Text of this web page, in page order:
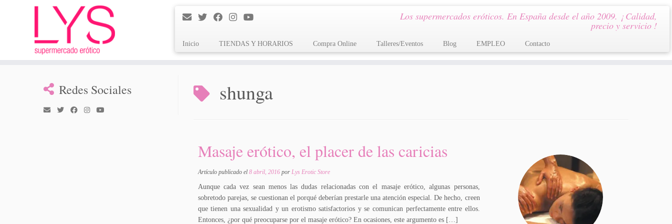
Los supermercados eróticos. En España desde el año 2009. ¡ Calidad,
precio y servicio !
Inicio TIENDAS Y HORARIOS Compra Online Talleres/Eventos Blog EMPLEO Contacto
Redes Sociales shunga
Masaje erótico, el placer de las caricias
Artículo publicado el 8 abril, 2016 por Lys Erotic Store
Aunque cada vez sean menos las dudas relacionadas con el masaje erótico, algunas personas,
sobretodo parejas, se cuestionan el porqué deberían prestarle una atención especial. De hecho, creen
que tienen una sexualidad y un erotismo satisfactorios y se comunican perfectamente entre ellos.
Entonces, ¿por qué preocuparse por el masaje erótico? En ocasiones, este argumento es […]